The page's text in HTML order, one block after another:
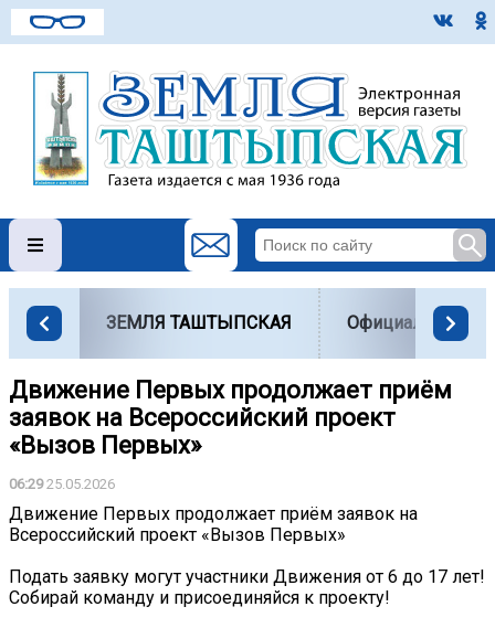
ЗЕМЛЯ ТАШТЫПСКАЯ Официально
️Движение Первых продолжает приём
заявок на Всероссийский проект
«Вызов Первых»
06:2925.05.2026
️Движение Первых продолжает приём заявок на
Всероссийский проект «Вызов Первых»
Подать заявку могут участники Движения от 6 до 17 лет!
Собирай команду и присоединяйся к проекту!